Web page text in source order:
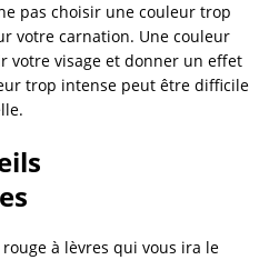
pas choisir une couleur trop
votre carnation. Une couleur
votre visage et donner un effet
trop intense peut être difficile
à lèvres qui vous ira le